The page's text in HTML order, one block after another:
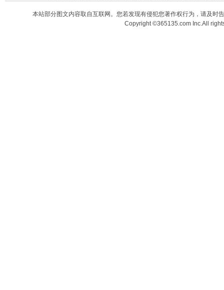
本站部分图文内容取自互联网。您若发现有侵犯您著作权行为，请及时
Copyright ©365135.com Inc.All